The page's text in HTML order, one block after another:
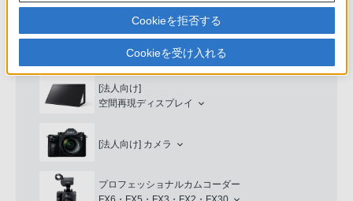
業務用ディスプレイ・テレビ
[法人向け]ブラビア
[法人向け]
空間再現ディスプレイ
[法人向け] カメラ
プロフェッショナルカムコーダー
Cookieを拒否する
Cookieを受け入れる